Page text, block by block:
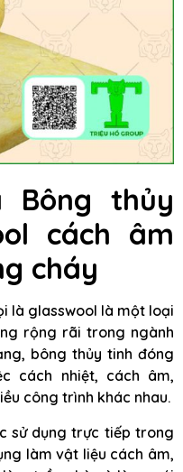
Bông thủy
cách âm
cháy
là glasswool là một loại
rộng rãi trong ngành
bông thủy tinh đóng
cách nhiệt, cách âm,
công trình khác nhau.
sử dụng trực tiếp trong
làm vật liệu cách âm,